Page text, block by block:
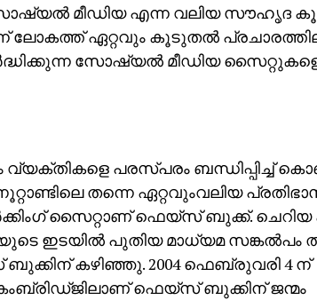
മീഡിയ എന്ന വലിയ സൗഹൃദ
ലോകത്ത് ഏറ്റവും കൂടുതൽ
സോഷ്യൽ മീഡിയ
പരസ്പരം ബന്ധിപ്പിച്ച്
തന്നെ ഏറ്റവുംവലിയ
സൈറ്റാണ് ഫെയ്സ് ബുക്ക്. ചെറിയ
ഇടയിൽ പുതിയ മാധ്യമ സങ്കൽപം
കഴിഞ്ഞു. 2004 ഫെബ്രുവരി 4 ന്
ഫെയ്സ് ബുക്കിന് ജന്മം